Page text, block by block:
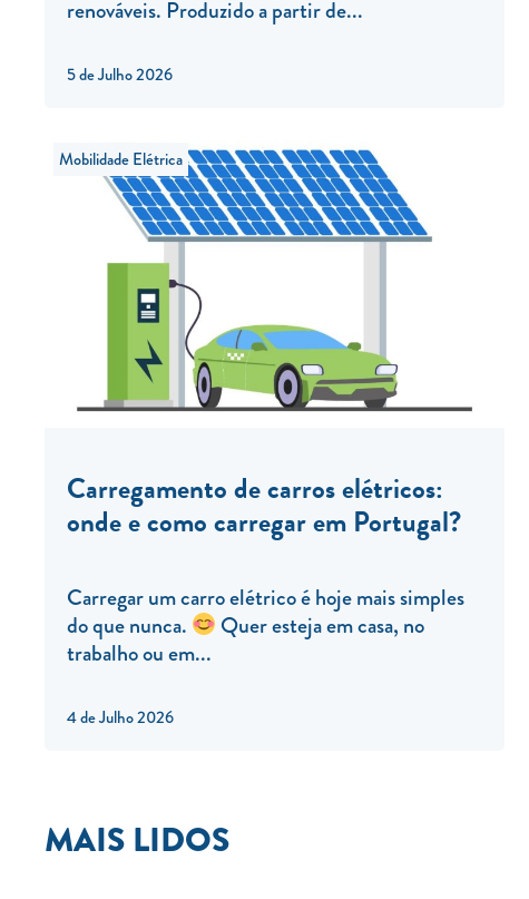
5 de Julho 2026
renováveis. Produzido a partir de...
4 de Julho 2026
Mobilidade Elétrica
Carregamento de carros elétricos:
onde e como carregar em Portugal?
Carregar um carro elétrico é hoje mais simples
do que nunca.
Quer esteja em casa, no
trabalho ou em...
MAIS LIDOS